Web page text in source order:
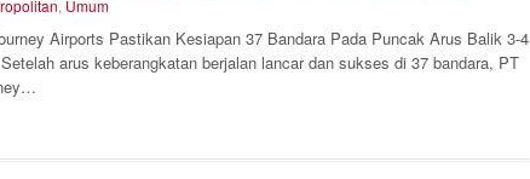
, Umum
Airports Pastikan Kesiapan 37 Bandara Pada Puncak Arus Balik 3-4
arus keberangkatan berjalan lancar dan sukses di 37 bandara, PT